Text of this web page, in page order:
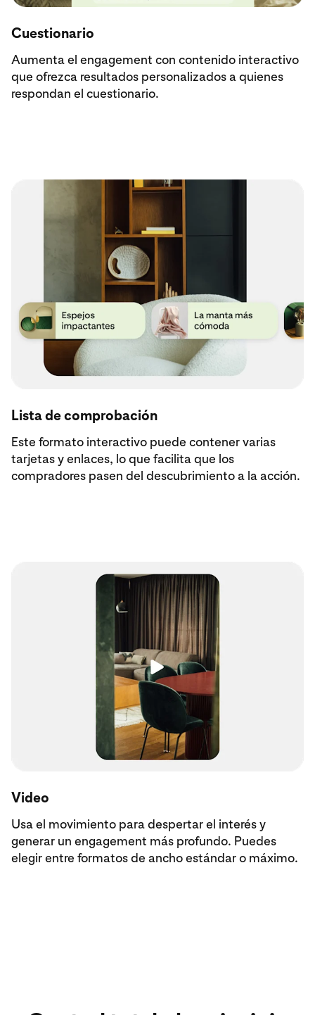
Cuestionario
Aumenta el engagement con contenido interactivo
que ofrezca resultados personalizados a quienes
respondan el cuestionario.
Lista de comprobación
Este formato interactivo puede contener varias
tarjetas y enlaces, lo que facilita que los
compradores pasen del descubrimiento a la acción.
Video
Usa el movimiento para despertar el interés y
generar un engagement más profundo. Puedes
elegir entre formatos de ancho estándar o máximo.